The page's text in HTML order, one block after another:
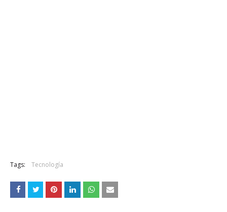
Tags: Tecnología